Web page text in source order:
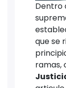
Dentro
que se
ramas,